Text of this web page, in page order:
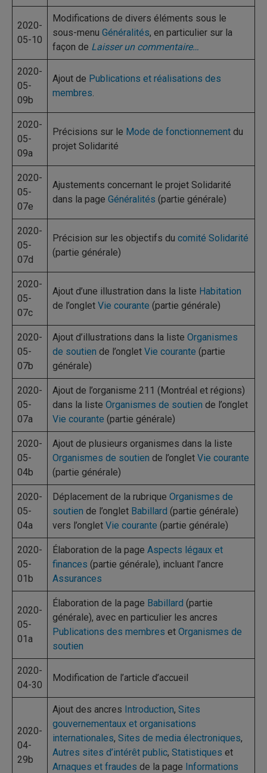
2020-
05-10
Modifications de divers éléments sous le
sous-menu Généralités, en particulier sur la
façon de Laisser un commentaire…
2020-
05-
09b
Ajout de Publications et réalisations des
membres.
2020-
05-
09a
Précisions sur le Mode de fonctionnement du
projet Solidarité
2020-
05-
07e
Ajustements concernant le projet Solidarité
dans la page Généralités (partie générale)
2020-
05-
07d
Précision sur les objectifs du comité Solidarité
(partie générale)
2020-
05-
07c
Ajout d’une illustration dans la liste Habitation
de l’onglet Vie courante (partie générale)
2020-
05-
07b
Ajout d’illustrations dans la liste Organismes
de soutien de l’onglet Vie courante (partie
générale)
2020-
05-
07a
Ajout de l’organisme 211 (Montréal et régions)
dans la liste Organismes de soutien de l’onglet
Vie courante (partie générale)
2020-
05-
04b
Ajout de plusieurs organismes dans la liste
Organismes de soutien de l’onglet Vie courante
(partie générale)
2020-
05-
04a
Déplacement de la rubrique Organismes de
soutien de l’onglet Babillard (partie générale)
vers l’onglet Vie courante (partie générale)
2020-
05-
01b
Élaboration de la page Aspects légaux et
finances (partie générale), incluant l’ancre
Assurances
2020-
05-
01a
Élaboration de la page Babillard (partie
générale), avec en particulier les ancres
Publications des membres et Organismes de
soutien
2020-
04-30
Modification de l’article d’accueil
2020-
04-
29b
Ajout des ancres Introduction, Sites
gouvernementaux et organisations
internationales, Sites de media électroniques,
Autres sites d’intérêt public, Statistiques et
Arnaques et fraudes de la page Informations